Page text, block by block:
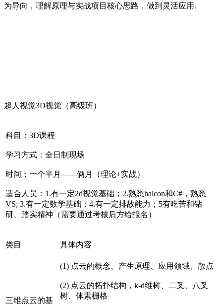
为导向，理解原理与实战项目核心思路，做到灵活应用.
超人视觉3D视觉（高级班）
科目：3D课程
学习方式：全日制现场
时间：一个半月——俩月（理论+实战）
适合人员：1.有一定2d视觉基础；2.熟悉halcon和C#，熟悉
VS; 3.有一定数学基础；4.有一定排故能力；5有吃苦和钻
研、踏实精神（需要通过考核后方给报名）
类目 具体内容
三维点云的基
(1) 点云的概念、产生原理、应用领域、散点
(2) 点云的拓扑结构，k-d维树、二叉、八叉
树、体素栅格